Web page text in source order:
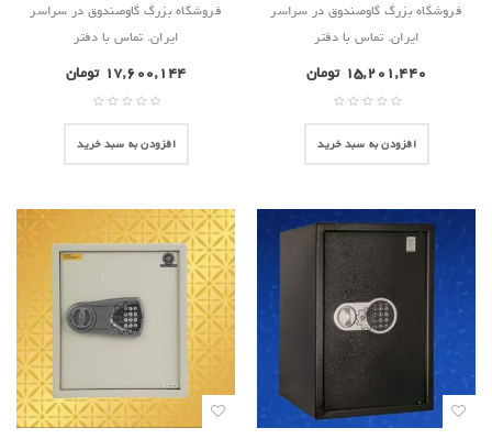
فروشگاه بزرگ گاوصندوق در سراسر
ایران. تماس با دفتر
۱۵,۲۰۱,۴۴۰ تومان
افزودن به سبد خرید
فروشگاه بزرگ گاوصندوق در سراسر
ایران. تماس با دفتر
۱۷,۶۰۰,۱۴۴ تومان
افزودن به سبد خرید